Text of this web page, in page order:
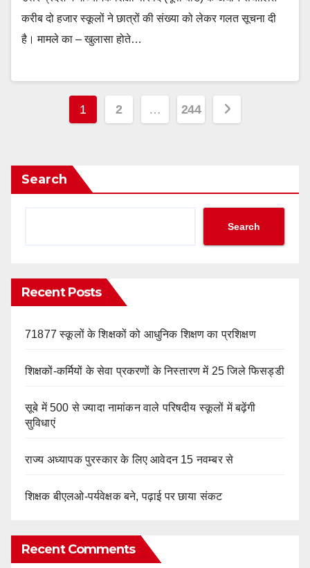
करीब दो हजार स्कूलों ने छात्रों की संख्या को लेकर गलत सूचना दी
है। मामले का – खुलासा होते…
Posts
1 2 … 244
Search
Search
Recent Posts
71877 स्कूलों के शिक्षकों को आधुनिक शिक्षण का प्रशिक्षण
शिक्षकों-कर्मियों के सेवा प्रकरणों के निस्तारण में 25 जिले फिसड्डी
सूबे में 500 से ज्यादा नामांकन वाले परिषदीय स्कूलों में बढ़ेंगी
सुविधाएं
राज्य अध्यापक पुरस्कार के लिए आवेदन 15 नवम्बर से
शिक्षक बीएलओ-पर्यवेक्षक बने, पढ़ाई पर छाया संकट
Recent Comments